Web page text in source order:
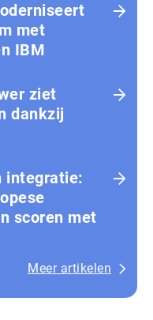
met
IBM
ziet
dankzij
integratie:
scoren met
Meer artikelen